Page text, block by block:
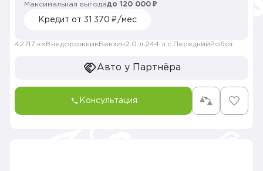
Максимальная выгодадо 120 000 ₽
Кредит от 31 370 ₽/мес
42717 км Внедорожник Бензин2.0 л. 244 л.с. Передний Робот
Авто у Партнёра
Консультация